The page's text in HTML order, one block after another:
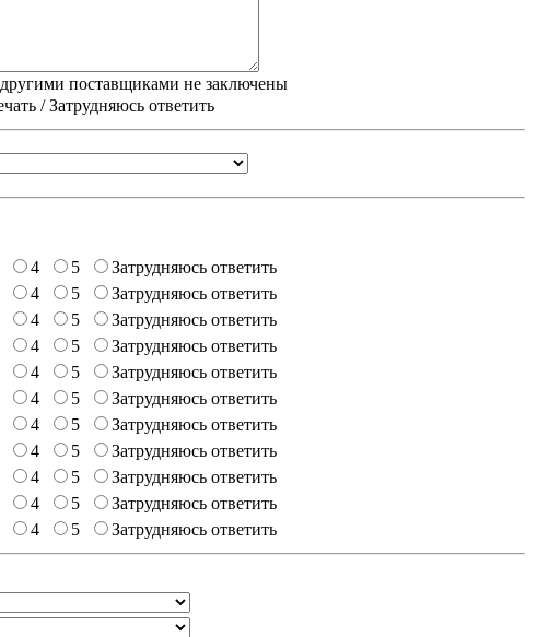
поставщиками не заключены
/ Затрудняюсь ответить
4 5
Затрудняюсь ответить
4 5
Затрудняюсь ответить
4 5
Затрудняюсь ответить
4 5
Затрудняюсь ответить
4 5
Затрудняюсь ответить
4 5
Затрудняюсь ответить
4 5
Затрудняюсь ответить
4 5
Затрудняюсь ответить
4 5
Затрудняюсь ответить
4 5
Затрудняюсь ответить
4 5 Затрудняюсь ответить